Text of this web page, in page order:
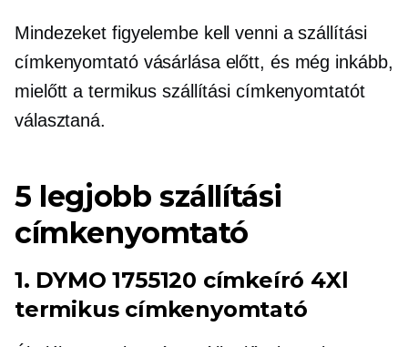
Mindezeket figyelembe kell venni a szállítási
címkenyomtató vásárlása előtt, és még inkább,
mielőtt a termikus szállítási címkenyomtatót
választaná.
5 legjobb szállítási
címkenyomtató
1. DYMO 1755120 címkeíró 4Xl
termikus címkenyomtató